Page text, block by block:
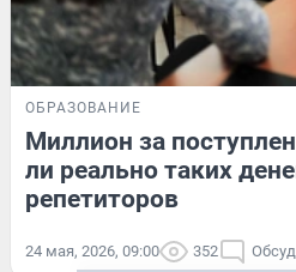
ОБРАЗОВАНИЕ
Миллион за
ли реально таких
репетиторов
24 мая, 2026, 09:00 352